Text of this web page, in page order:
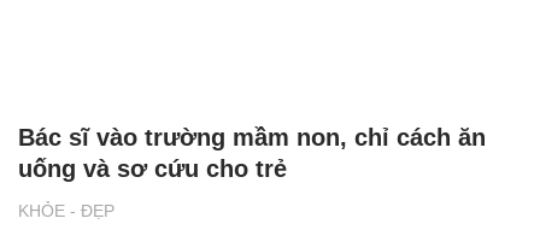
KHỎE - ĐẸP
Bác sĩ vào trường mầm non, chỉ cách ăn
uống và sơ cứu cho trẻ